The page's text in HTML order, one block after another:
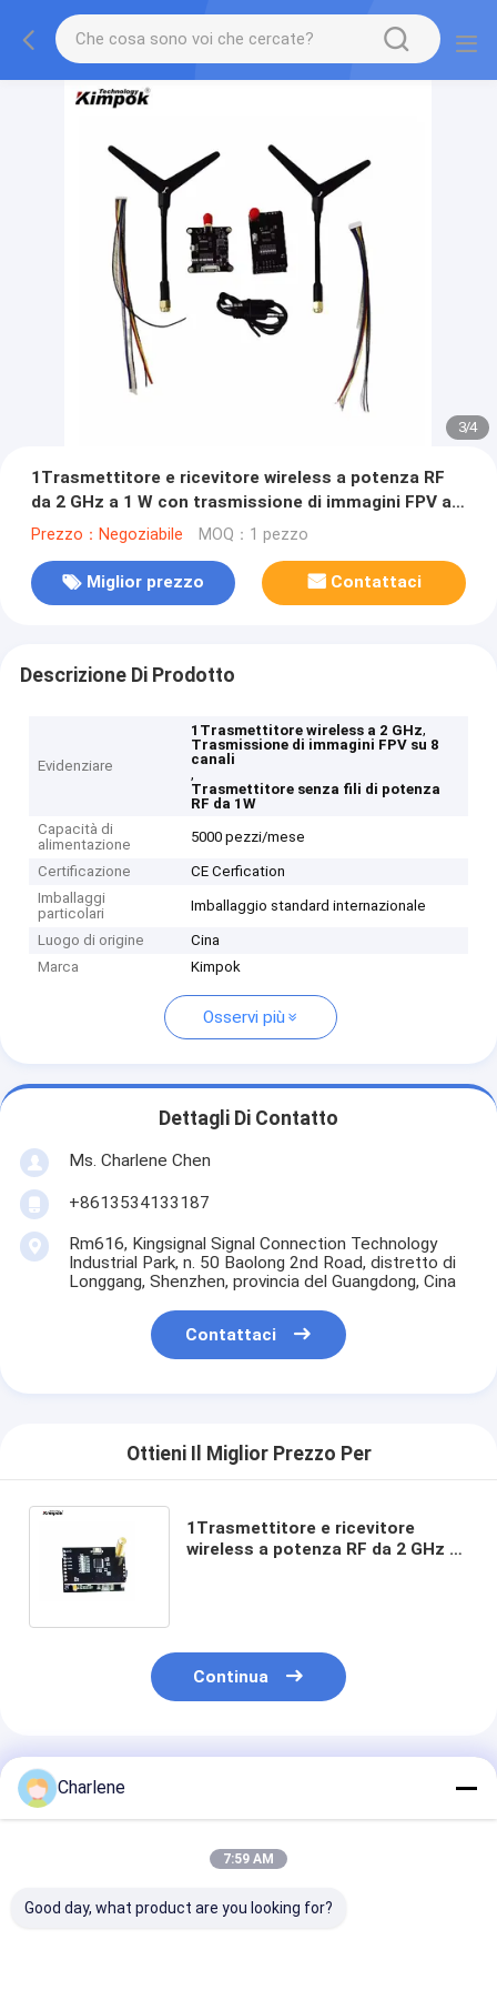
3/4
1Trasmettitore e ricevitore wireless a potenza RF
da 2 GHz a 1 W con trasmissione di immagini FPV a 8
canali
Prezzo：Negoziabile MOQ：1 pezzo
Miglior prezzo Contattaci
Descrizione Di Prodotto
Evidenziare
1Trasmettitore wireless a 2 GHz,
Trasmissione di immagini FPV su 8
canali
,
Trasmettitore senza fili di potenza
RF da 1W
Capacità di
alimentazione
5000 pezzi/mese
Certificazione
CE Cerfication
Imballaggi
particolari
Imballaggio standard internazionale
Luogo di origine
Cina
Marca
Kimpok
Osservi più
Dettagli Di Contatto
Ms. Charlene Chen
+8613534133187
Rm616, Kingsignal Signal Connection Technology
Industrial Park, n. 50 Baolong 2nd Road, distretto di
Longgang, Shenzhen, provincia del Guangdong, Cina
Contattaci
Ottieni Il Miglior Prezzo Per
1Trasmettitore e ricevitore
wireless a potenza RF da 2 GHz a
Continua
Prodotti Raccomandati
Charlene
7:59 AM
Good day, what product are you looking for?